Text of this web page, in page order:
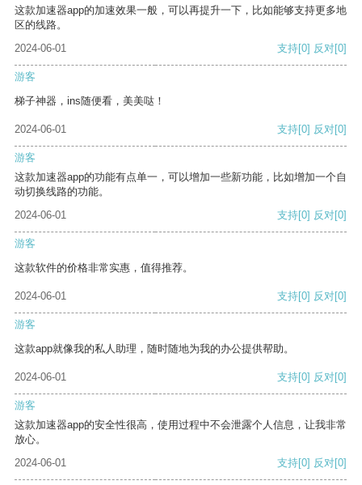
这款加速器app的加速效果一般，可以再提升一下，比如能够支持更多地
区的线路。
2024-06-01
支持[0] 反对[0]
游客
梯子神器，ins随便看，美美哒！
2024-06-01 支持[0] 反对[0]
游客
这款加速器app的功能有点单一，可以增加一些新功能，比如增加一个自
动切换线路的功能。
2024-06-01
支持[0] 反对[0]
游客
这款软件的价格非常实惠，值得推荐。
2024-06-01 支持[0] 反对[0]
游客
这款app就像我的私人助理，随时随地为我的办公提供帮助。
2024-06-01 支持[0] 反对[0]
游客
这款加速器app的安全性很高，使用过程中不会泄露个人信息，让我非常
放心。
2024-06-01
支持[0] 反对[0]